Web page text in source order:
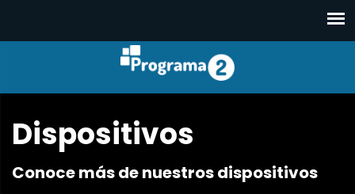
Dispositivos
Conoce más de nuestros dispositivos